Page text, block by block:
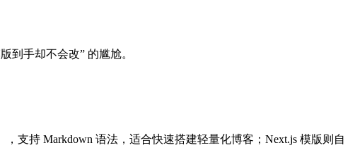
手却不会改” 的尴尬。
支持 Markdown 语法，适合快速搭建轻量化博客；Next.js 模版则自